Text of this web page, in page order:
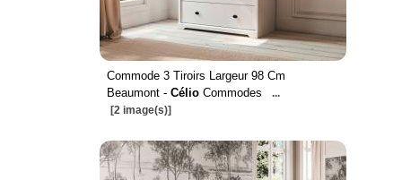
Commode 3 Tiroirs Largeur 98 Cm
Beaumont - CélioCommodes
...
[2 image(s)]